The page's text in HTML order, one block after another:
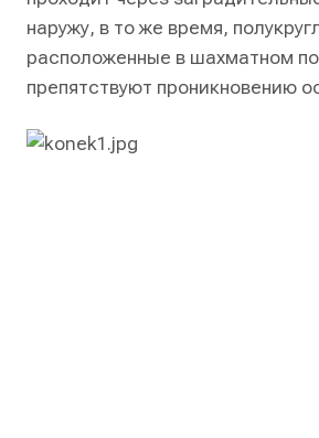
наружу, в то же время,
расположенные в шахматном
препятствуют проникновению